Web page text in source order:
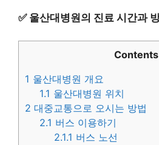
✅ 울산대병원의 진료 시간과
Contents
1 울산대병원 개요
1.1 울산대병원 위치
2 대중교통으로 오시는 방법
2.1 버스 이용하기
2.1.1 버스 노선